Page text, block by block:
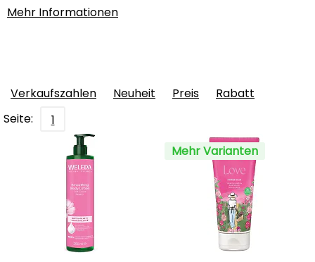
Mehr Informationen
Verkaufszahlen Neuheit Preis
Rabatt
Seite:
1
Mehr Varianten